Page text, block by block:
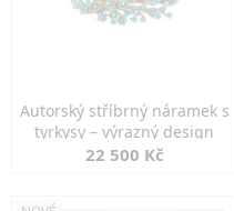
Autorský stříbrný náramek s
tyrkysy – výrazný design
22 500 Kč